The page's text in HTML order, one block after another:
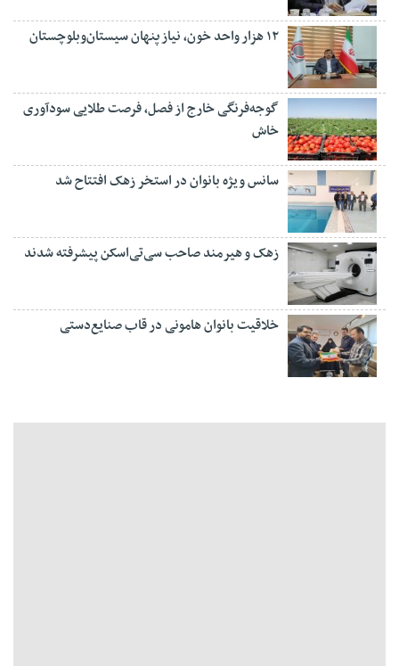
۱۲ هزار واحد خون، نیاز پنهان سیستان‌وبلوچستان
گوجه‌فرنگی خارج از فصل، فرصت طلایی سودآوری
خاش
سانس ویژه بانوان در استخر زهک افتتاح شد
زهک و هیرمند صاحب سی‌تی‌اسکن پیشرفته شدند
خلاقیت بانوان هامونی در قاب صنایع‌دستی